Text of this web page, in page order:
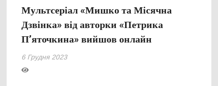
Мультсеріал «Мишко та Місячна
Дзвінка» від авторки «Петрика
П’яточкина» вийшов онлайн
6 Грудня 2023